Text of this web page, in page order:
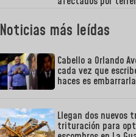
Noticias más leídas
Cabello a Orlando
cada vez que
haces es embarrarla
Llegan dos nuevos
trituración para